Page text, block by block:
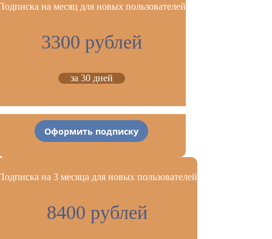
на месяц для новых пользователей
3300 рублей
за 30 дней
Оформить подписку
на 3 месяца для новых пользователей
8400 рублей